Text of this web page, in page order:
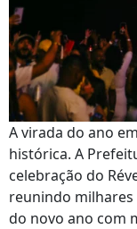
A virada do ano
histórica. A
celebração do
reunindo milhares
do novo ano com